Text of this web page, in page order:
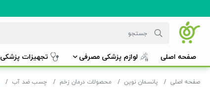
صفحه اصلی لوازم پزشکی مصرفی تجهیزات پزشکی
صفحه اصلی پانسمان نوین محصولات درمان زخم چسب ضد آب